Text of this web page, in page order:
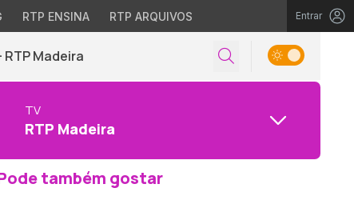
RTP ENSINA RTP ARQUIVOS Entrar
RTP Madeira
TV
RTP Madeira
também gostar